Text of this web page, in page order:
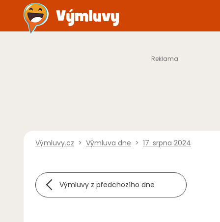
Výmluvy.cz > Výmluva dne > 17. srpna 2024
Výmluvy z předchozího dne